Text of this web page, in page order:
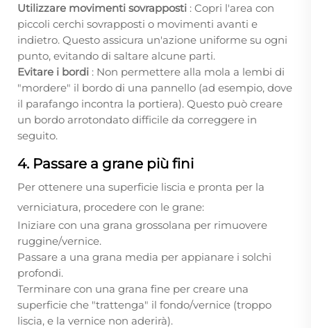
Utilizzare movimenti sovrapposti : Copri l'area con
piccoli cerchi sovrapposti o movimenti avanti e
indietro. Questo assicura un'azione uniforme su ogni
punto, evitando di saltare alcune parti.
Evitare i bordi : Non permettere alla mola a lembi di
"mordere" il bordo di una pannello (ad esempio, dove
il parafango incontra la portiera). Questo può creare
un bordo arrotondato difficile da correggere in
seguito.
4. Passare a grane più fini
Per ottenere una superficie liscia e pronta per la
verniciatura, procedere con le grane:
Iniziare con una grana grossolana per rimuovere
ruggine/vernice.
Passare a una grana media per appianare i solchi
profondi.
Terminare con una grana fine per creare una
superficie che "trattenga" il fondo/vernice (troppo
liscia, e la vernice non aderirà).